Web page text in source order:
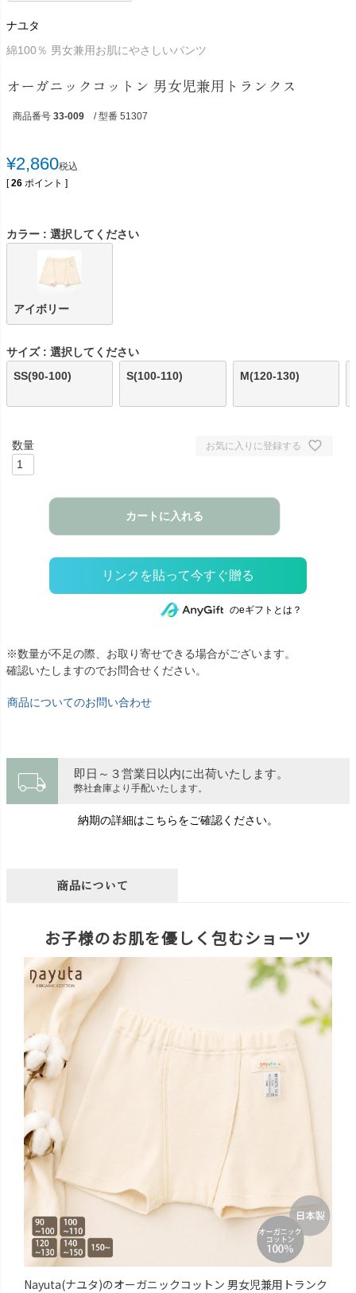
ナユタ
綿100％ 男女兼用お肌にやさしいパンツ
オーガニックコットン 男女児兼用トランクス
商品番号 33-009 / 型番 51307
¥2,860税込
[ 26 ポイント ]
カラー 選択してください
アイボリー
サイズ
選択してください
SS(90-100)
S(100-110) M(120-130)
お気に入りに登録する
カートに入れる
のeギフトとは？
※数量が不足の際、お取り寄せできる場合がございます。
確認いたしますのでお問合せください。
商品についてのお問い合わせ
local_shipping 即日～３営業日以内に出荷いたします。
弊社倉庫より手配いたします。
納期の詳細はこちらをご確認ください。
商品について
お子様のお肌を優しく包むショーツ
Nayuta(ナユタ)のオーガニックコットン 男女児兼用トランク